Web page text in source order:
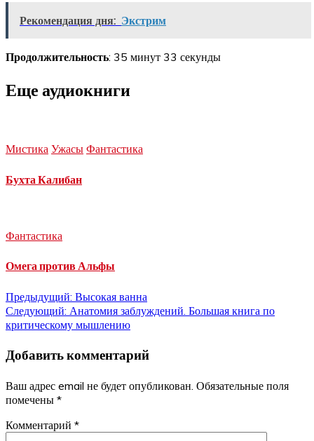
Рекомендация дня: Экстрим
Продолжительность: 35 минут 33 секунды
Еще аудиокниги
Мистика Ужасы Фантастика
Бухта Калибан
Фантастика
Омега против Альфы
Навигация
по
записям
Предыдущий: Высокая ванна
Следующий: Анатомия заблуждений. Большая книга по
критическому мышлению
Добавить комментарий
Ваш адрес email не будет опубликован. Обязательные поля
помечены *
Комментарий *